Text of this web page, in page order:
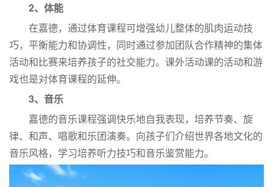
2、体能
在嘉德，通过体育课程可增强幼儿整体的肌肉运动技
巧，平衡能力和协调性，同时通过参加团队合作精神的集体
活动和比赛来培养孩子的社交能力。课外活动课的活动和游
戏也是对体育课程的延伸。
3、音乐
嘉德的音乐课程强调快乐地自我表现，培养节奏、旋
律、和声、唱歌和乐团演奏。向孩子们介绍世界各地文化的
音乐风格，学习培养听力技巧和音乐鉴赏能力。